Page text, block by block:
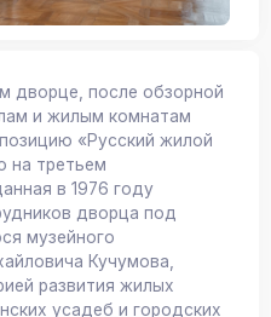
дворце, после обзорной
и жилым комнатам
«Русский жилой
на третьем
в 1976 году
дворца под
музейного
Кучумова,
развития жилых
усадеб и городских